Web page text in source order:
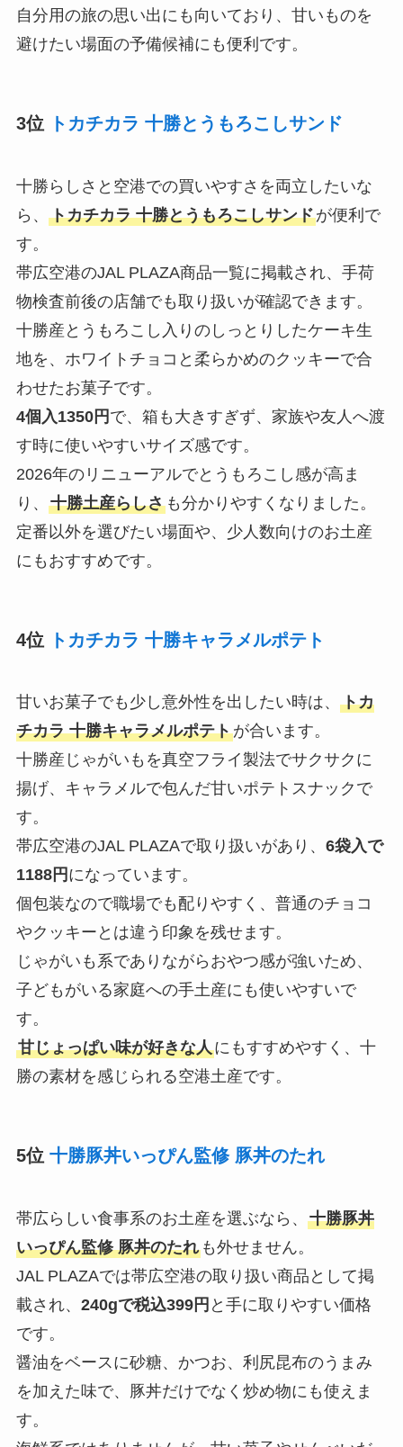
自分用の旅の思い出にも向いており、甘いものを
避けたい場面の予備候補にも便利です。
3位 トカチカラ 十勝とうもろこしサンド
十勝らしさと空港での買いやすさを両立したいな
ら、 トカチカラ 十勝とうもろこしサンドが便利で
す。
帯広空港のJAL PLAZA商品一覧に掲載され、手荷
物検査前後の店舗でも取り扱いが確認できます。
十勝産とうもろこし入りのしっとりしたケーキ生
地を、ホワイトチョコと柔らかめのクッキーで合
わせたお菓子です。
4個入1350円 で、箱も大きすぎず、家族や友人へ渡
す時に使いやすいサイズ感です。
2026年のリニューアルでとうもろこし感が高ま
り、 十勝土産らしさも分かりやすくなりました。
定番以外を選びたい場面や、少人数向けのお土産
にもおすすめです。
4位 トカチカラ 十勝キャラメルポテト
甘いお菓子でも少し意外性を出したい時は、 トカ
チカラ 十勝キャラメルポテトが合います。
十勝産じゃがいもを真空フライ製法でサクサクに
揚げ、キャラメルで包んだ甘いポテトスナックで
す。
帯広空港のJAL PLAZAで取り扱いがあり、 6袋入で
1188円 になっています。
個包装なので職場でも配りやすく、普通のチョコ
やクッキーとは違う印象を残せます。
じゃがいも系でありながらおやつ感が強いため、
子どもがいる家庭への手土産にも使いやすいで
す。
甘じょっぱい味が好きな人にもすすめやすく、十
勝の素材を感じられる空港土産です。
5位 十勝豚丼いっぴん監修 豚丼のたれ
帯広らしい食事系のお土産を選ぶなら、 十勝豚丼
いっぴん監修 豚丼のたれも外せません。
JAL PLAZAでは帯広空港の取り扱い商品として掲
載され、 240gで税込399円 と手に取りやすい価格
です。
醤油をベースに砂糖、かつお、利尻昆布のうまみ
を加えた味で、豚丼だけでなく炒め物にも使えま
す。